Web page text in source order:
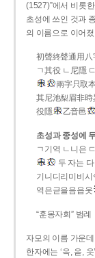
(1527)”에서 비롯
초성에 쓰인 것과
의 이름으로 이어
初聲終聲通用八
ㄱ其役 ㄴ尼隱
兩字只取
其尼池梨眉非時
役隱
乙音邑
초성과 종성에
ㄱ기역 ㄴ니은
두 자는
기니디리미비시
역은귿을음읍옷
“훈몽자회” 범례
자모의 이름 가운
한자에는 ‘윽, 읃,